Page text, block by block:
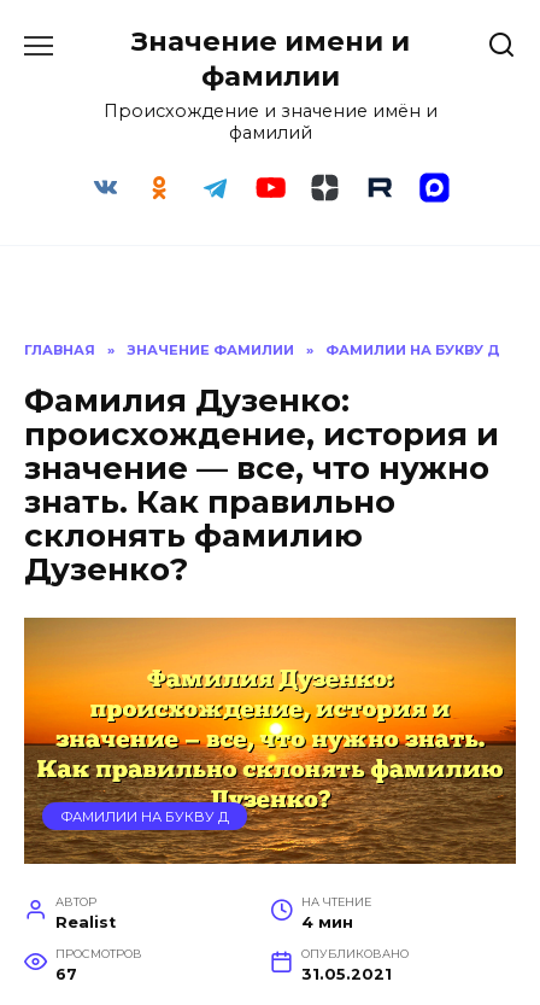
Значение имени и
фамилии
Происхождение и значение имён и
фамилий
ГЛАВНАЯ » ЗНАЧЕНИЕ ФАМИЛИИ » ФАМИЛИИ НА БУКВУ Д
Фамилия Дузенко:
происхождение, история и
значение — все, что нужно
знать. Как правильно
склонять фамилию
Дузенко?
ФАМИЛИИ НА БУКВУ Д
АВТОР
Realist
НА ЧТЕНИЕ
4 мин
ПРОСМОТРОВ
67
ОПУБЛИКОВАНО
31.05.2021